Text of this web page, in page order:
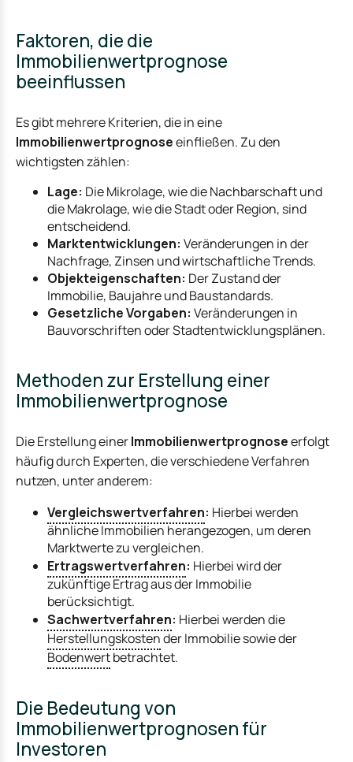
Faktoren, die die
Immobilienwertprognose
beeinflussen
Es gibt mehrere Kriterien, die in eine
Immobilienwertprognoseeinfließen. Zu den
wichtigsten zählen:
Lage: Die Mikrolage, wie die Nachbarschaft und
die Makrolage, wie die Stadt oder Region, sind
entscheidend.
Marktentwicklungen: Veränderungen in der
Nachfrage, Zinsen und wirtschaftliche Trends.
Objekteigenschaften: Der Zustand der
Immobilie, Baujahre und Baustandards.
Gesetzliche Vorgaben: Veränderungen in
Bauvorschriften oder Stadtentwicklungsplänen.
Methoden zur Erstellung einer
Immobilienwertprognose
Die Erstellung einerImmobilienwertprognoseerfolgt
häufig durch Experten, die verschiedene Verfahren
nutzen, unter anderem:
Vergleichswertverfahren: Hierbei werden
ähnliche Immobilien herangezogen, um deren
Marktwerte zu vergleichen.
Ertragswertverfahren: Hierbei wird der
zukünftige Ertrag aus der Immobilie
berücksichtigt.
Sachwertverfahren: Hierbei werden die
Herstellungskostender Immobilie sowie der
Bodenwertbetrachtet.
Die Bedeutung von
Immobilienwertprognosen für
Investoren